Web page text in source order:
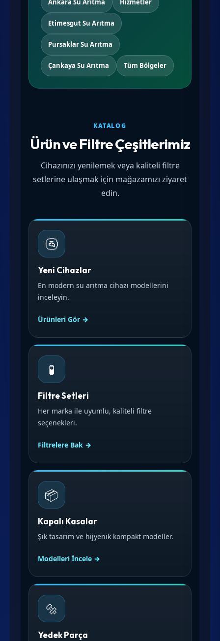
Ankara Su Arıtma Hizmetler
Etimesgut Su Arıtma
Pursaklar Su Arıtma
Çankaya Su Arıtma Tüm Bölgeler
KATALOG
Ürün ve Filtre Çeşitlerimiz
Cihazınızı yenilemek veya kaliteli filtre
setlerine ulaşmak için mağazamızı ziyaret
edin.
🚰
Yeni Cihazlar
En modern su arıtma cihazı modellerini
inceleyin.
Ürünleri Gör →
🧪
Filtre Setleri
Her marka ile uyumlu, kaliteli filtre
seçenekleri.
Filtrelere Bak →
📦
Kapalı Kasalar
Şık tasarım ve hijyenik kompakt modeller.
Modelleri İncele →
🔩
Yedek Parça